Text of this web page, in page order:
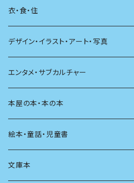
日本語
文学理論
評論
文章術
日記
ノンフィクション
その他
評論
言葉
言語
詩
短歌
その他
衣・食・住
着る
食べる
料理
発酵・麹
住う
その他
デザイン・イラスト・アート・写真
デザイン
イラスト
アート
写真
エンタメ・サブカルチャー
映画
音楽
マンガ
本屋の本・本の本
本屋さんの本
本の本
絵本・童話・児童書
小さいお子さん向け
文庫本